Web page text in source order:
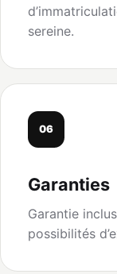
sereine.
06
Garanties
Garantie
possibilités